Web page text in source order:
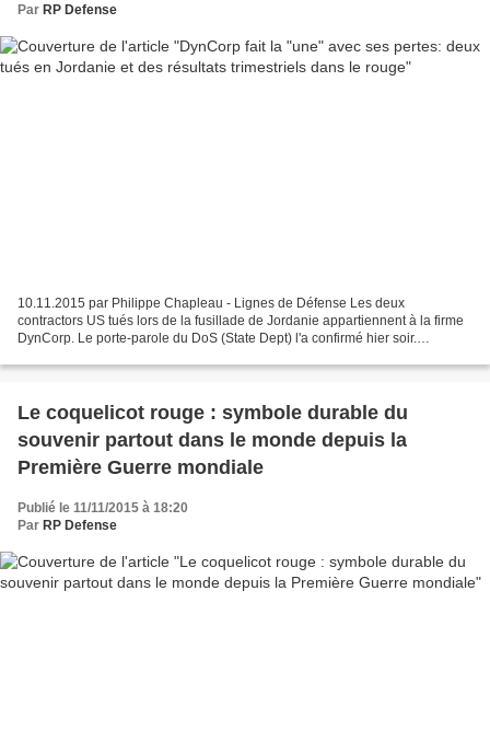
Par RP Defense
10.11.2015 par Philippe Chapleau - Lignes de Défense Les deux
contractors US tués lors de la fusillade de Jordanie appartiennent à la firme
DynCorp. Le porte-parole du DoS (State Dept) l'a confirmé hier soir.
Le coquelicot rouge : symbole durable du
souvenir partout dans le monde depuis la
Première Guerre mondiale
Publié le 11/11/2015 à 18:20
Par RP Defense